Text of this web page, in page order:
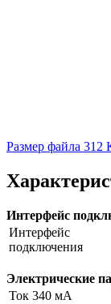
Размер файла 312
Интерфейс
Интерфейс
подключения
Электрические
Ток 340 мА